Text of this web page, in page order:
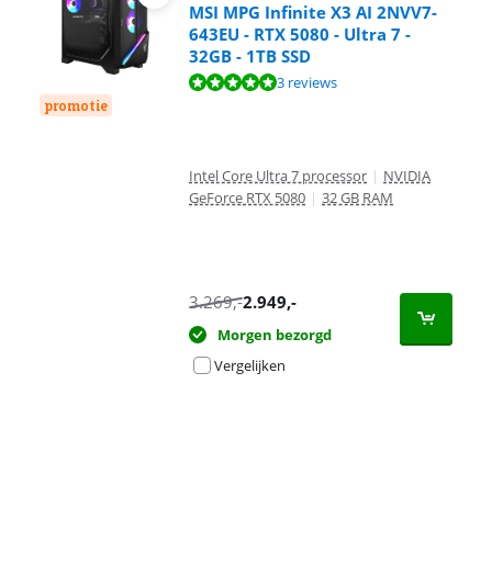
promotie
MSI MPG Infinite X3 AI 2NVV7-
643EU - RTX 5080 - Ultra 7 -
32GB - 1TB SSD
Beoordeling is 9,6 van de 10, gebaseerd op 3 reviews.
3 reviews
Intel Core Ultra 7 processor | NVIDIA
GeForce RTX 5080 | 32 GB RAM
3.269,-2.949,-
Morgen bezorgd
Vergelijken